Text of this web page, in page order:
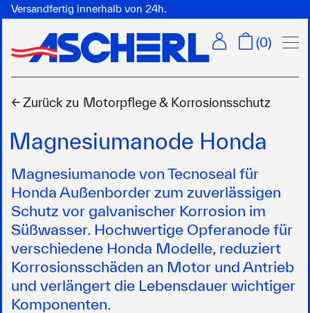
Versandfertig innerhalb von 24h.
(0)
← Zurück zu Motorpflege & Korrosionsschutz
Magnesiumanode Honda
Magnesiumanode von Tecnoseal für
Honda Außenborder zum zuverlässigen
Schutz vor galvanischer Korrosion im
Süßwasser. Hochwertige Opferanode für
verschiedene Honda Modelle, reduziert
Korrosionsschäden an Motor und Antrieb
und verlängert die Lebensdauer wichtiger
Komponenten.